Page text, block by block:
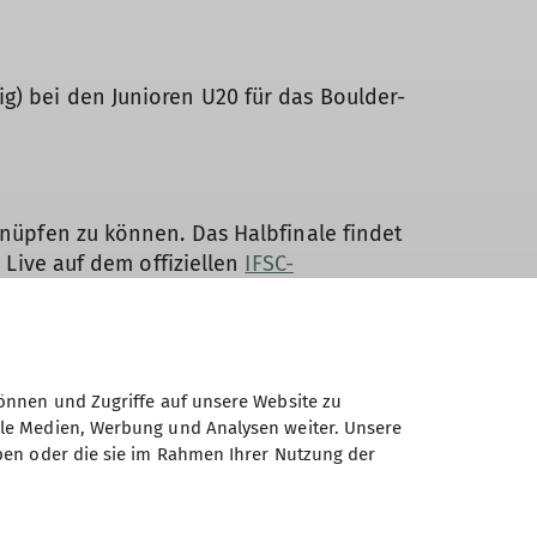
bei den Junioren U20 für das Boulder-
zu können. Das Halbfinale findet
Live auf dem offiziellen IFSC-
in der Altersklasse Jugend B
findet am Sonntag, den 26. August
und Zugriffe auf unsere Website zu
Medien, Werbung und Analysen weiter. Unsere
oder die sie im Rahmen Ihrer Nutzung der